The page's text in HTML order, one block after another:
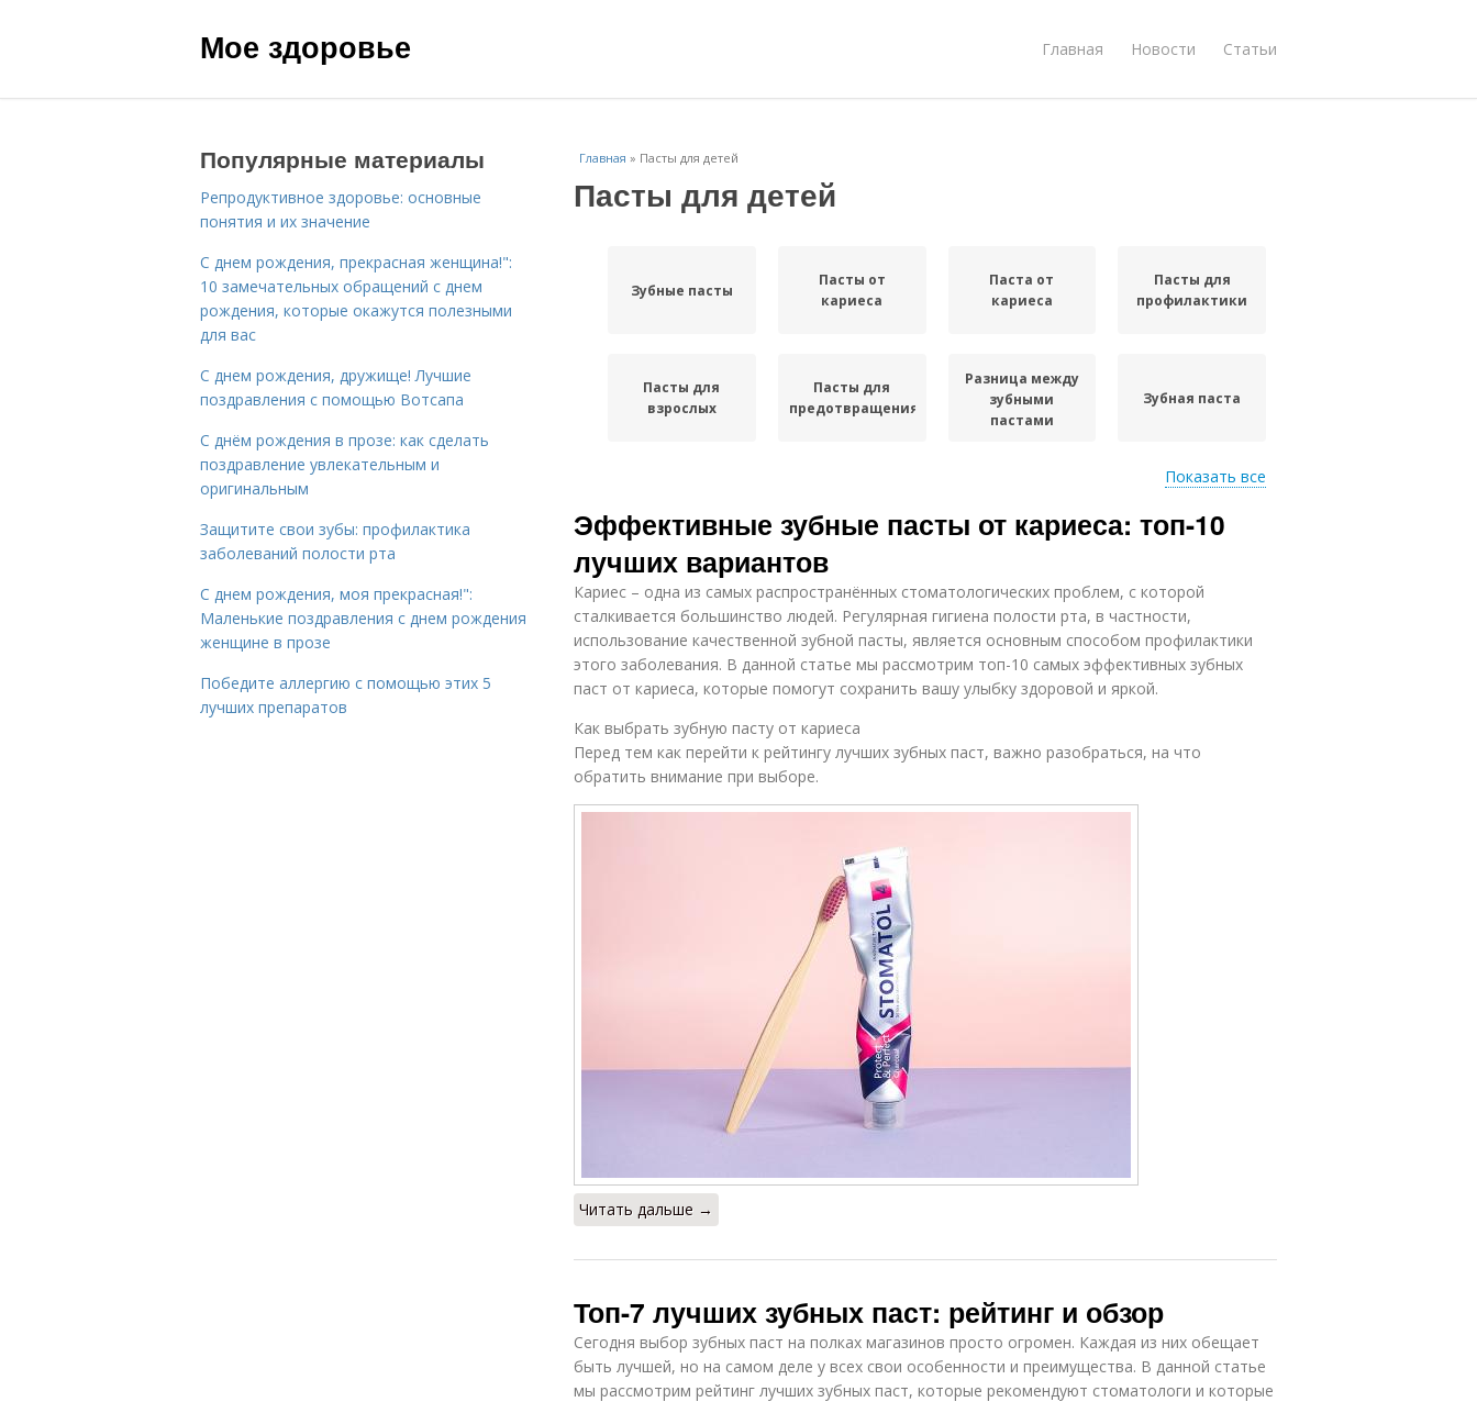
Мое здоровье Главная Новости Статьи
Главная » Пасты для детей
Пасты для детей
Зубные пасты
Пасты от
кариеса
Паста от
кариеса
Пасты для
профилактики
Пасты для
взрослых
Пасты для
предотвращения
Разница между
зубными
пастами
Зубная паста
зубов
ребенка
Пасты для
здоровья
Паста для
достижения
Пасты без фтора
Пасты перед
покупкой
Паста для
максимальной
эффективности
борьбы
Пасты для
Пасты для
эффекта
Пасты для
Ингредиенты в
зубной пасте
Пасты по
мнению
Пасты с
составом
Пасты по версии
Паста с цукини Паста с грибами
Паста с
томатным
соусом
Паста с
креветками
Показать все
Эффективные зубные пасты от кариеса: топ-10
лучших вариантов
Кариес – одна из самых распространённых стоматологических проблем, с которой
сталкивается большинство людей. Регулярная гигиена полости рта, в частности,
использование качественной зубной пасты, является основным способом профилактики
этого заболевания. В данной статье мы рассмотрим топ-10 самых эффективных зубных
паст от кариеса, которые помогут сохранить вашу улыбку здоровой и яркой.
Как выбрать зубную пасту от кариеса
Перед тем как перейти к рейтингу лучших зубных паст, важно разобраться, на что
обратить внимание при выборе.
Читать дальше →
Топ-7 лучших зубных паст: рейтинг и обзор
Сегодня выбор зубных паст на полках магазинов просто огромен. Каждая из них обещает
быть лучшей, но на самом деле у всех свои особенности и преимущества. В данной статье
мы рассмотрим рейтинг лучших зубных паст, которые рекомендуют стоматологи и которые
Популярные материалы
Репродуктивное здоровье: основные
понятия и их значение
С днем рождения, прекрасная женщина!":
10 замечательных обращений с днем
рождения, которые окажутся полезными
для вас
С днем рождения, дружище! Лучшие
поздравления с помощью Вотсапа
С днём рождения в прозе: как сделать
поздравление увлекательным и
оригинальным
Защитите свои зубы: профилактика
заболеваний полости рта
С днем рождения, моя прекрасная!":
Маленькие поздравления с днем рождения
женщине в прозе
Победите аллергию с помощью этих 5
лучших препаратов